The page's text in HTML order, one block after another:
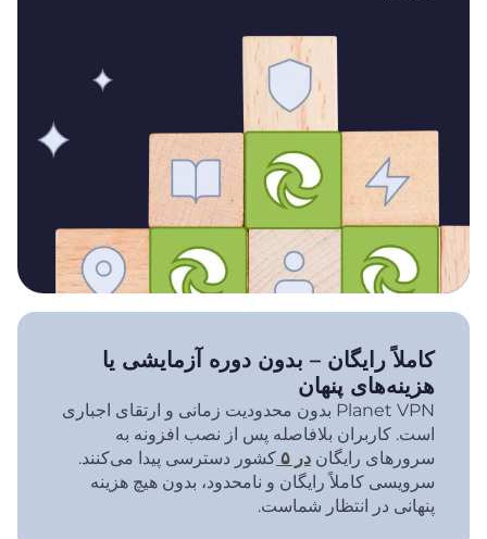
کاملاً رایگان – بدون دوره آزمایشی یا
هزینه‌های پنهان
Planet VPN بدون محدودیت زمانی و ارتقای اجباری
است. کاربران بلافاصله پس از نصب افزونه به
سرورهای رایگان در ۵
کشور دسترسی پیدا می‌کنند.
سرویسی کاملاً رایگان و نامحدود، بدون هیچ هزینه
پنهانی در انتظار شماست.